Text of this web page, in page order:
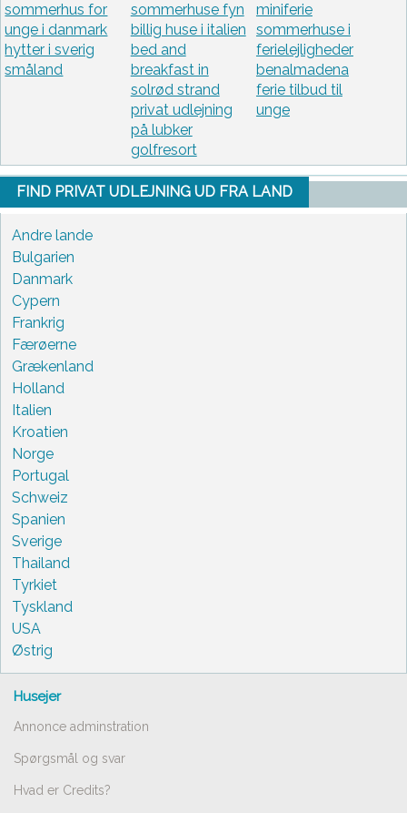
sommerhus for
unge i danmark
hytter i sverig
småland
sommerhuse fyn
billig huse i italien
bed and
breakfast in
solrød strand
privat udlejning
på lubker
golfresort
miniferie
sommerhuse i
ferielejligheder
benalmadena
ferie tilbud til
unge
FIND PRIVAT UDLEJNING UD FRA LAND
Andre lande
Bulgarien
Danmark
Cypern
Frankrig
Færøerne
Grækenland
Holland
Italien
Kroatien
Norge
Portugal
Schweiz
Spanien
Sverige
Thailand
Tyrkiet
Tyskland
USA
Østrig
Husejer
Annonce adminstration
Spørgsmål og svar
Hvad er Credits?